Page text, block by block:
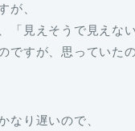
が、
「見えそうで見えない
ですが、思っていた
なり遅いので、